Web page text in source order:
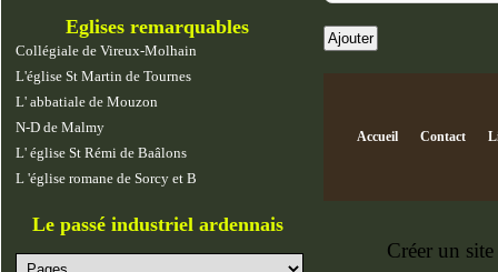
Eglises remarquables
Collégiale de Vireux-Molhain
L'église St Martin de Tournes
L' abbatiale de Mouzon
N-D de Malmy
L' église St Rémi de Baâlons
L 'église romane de Sorcy et B
Le passé industriel ardennais
Accueil Contact
Créer un